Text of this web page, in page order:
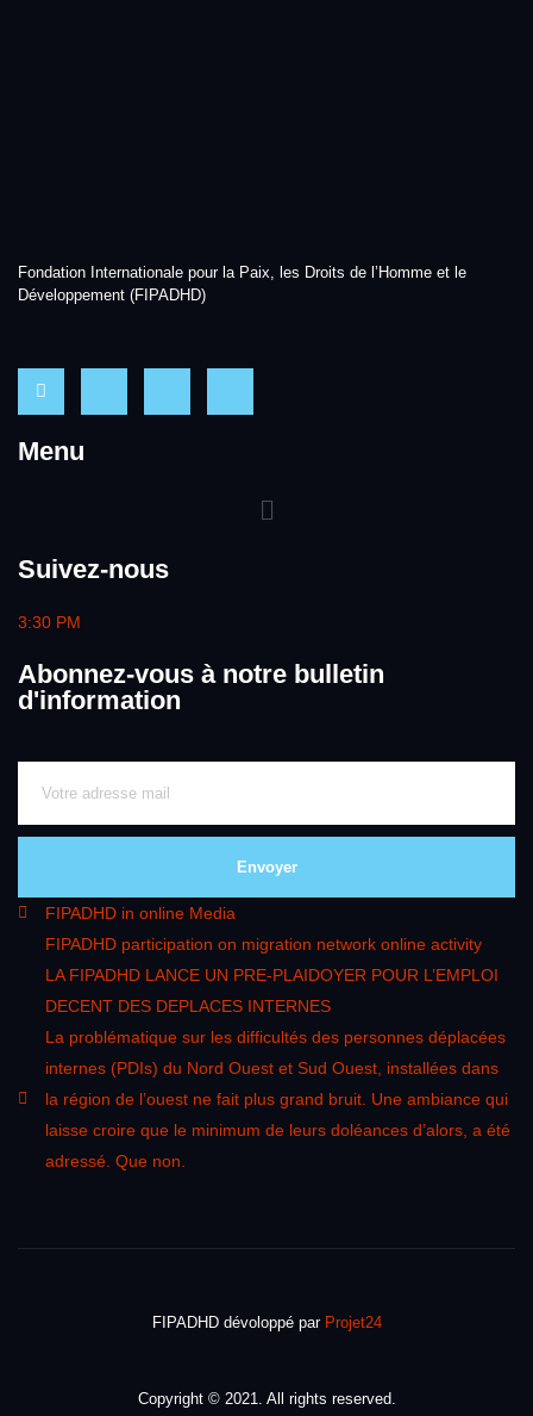
Fondation Internationale pour la Paix, les Droits de l’Homme et le
Développement (FIPADHD)
Menu
Suivez-nous
3:30 PM
Abonnez-vous à notre bulletin
d'information
Envoyer
FIPADHD in online Media
FIPADHD participation on migration network online activity
LA FIPADHD LANCE UN PRE-PLAIDOYER POUR L’EMPLOI
DECENT DES DEPLACES INTERNES
La problématique sur les difficultés des personnes déplacées
internes (PDIs) du Nord Ouest et Sud Ouest, installées dans
la région de l’ouest ne fait plus grand bruit. Une ambiance qui
laisse croire que le minimum de leurs doléances d’alors, a été
adressé. Que non.
FIPADHD dévoloppé par Projet24
Copyright © 2021. All rights reserved.